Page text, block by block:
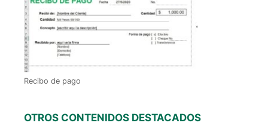
Recibo de pago
OTROS CONTENIDOS DESTACADOS